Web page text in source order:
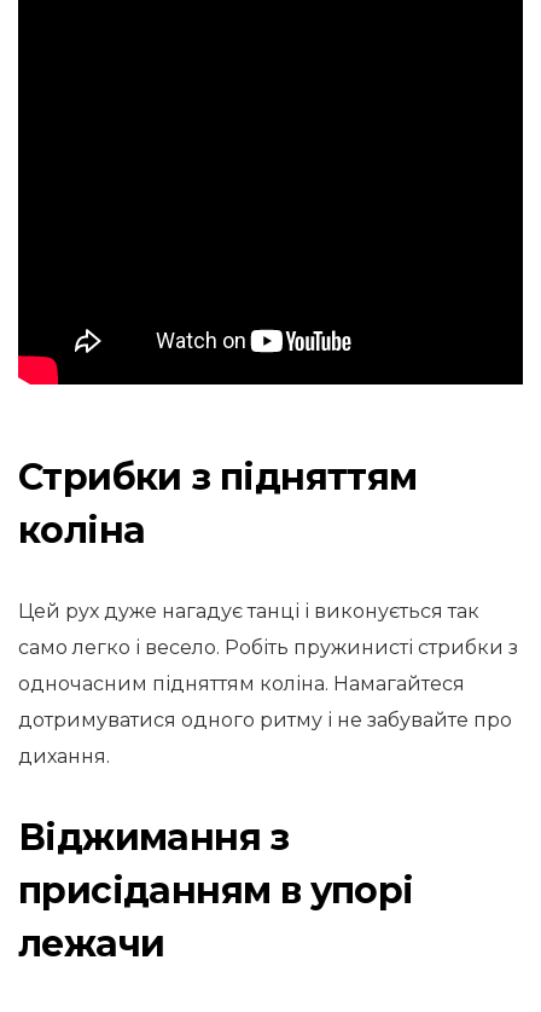
Стрибки з підняттям
коліна
Цей рух дуже нагадує танці і виконується так
само легко і весело. Робіть пружинисті стрибки з
одночасним підняттям коліна. Намагайтеся
дотримуватися одного ритму і не забувайте про
дихання.
Віджимання з
присіданням в упорі
лежачи